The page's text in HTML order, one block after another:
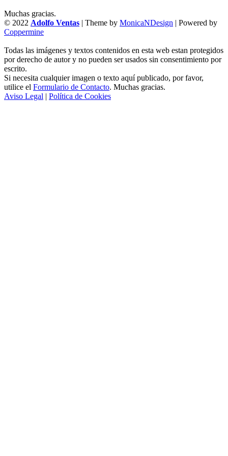
Muchas gracias.
© 2022 Adolfo Ventas | Theme by MonicaNDesign | Powered by
Coppermine
Todas las imágenes y textos contenidos en esta web estan protegidos
por derecho de autor y no pueden ser usados sin consentimiento por
escrito.
Si necesita cualquier imagen o texto aquí publicado, por favor,
utilice el Formulario de Contacto. Muchas gracias.
Aviso Legal | Política de Cookies